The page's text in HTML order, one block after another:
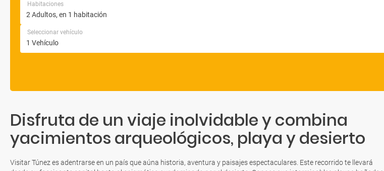
Habitaciones
Seleccionar vehículo
Disfruta de un viaje inolvidable y combina
yacimientos arqueológicos, playa y desierto
Visitar Túnez es adentrarse en un país que aúna historia, aventura y paisajes espectaculares. Este recorrido te llevará